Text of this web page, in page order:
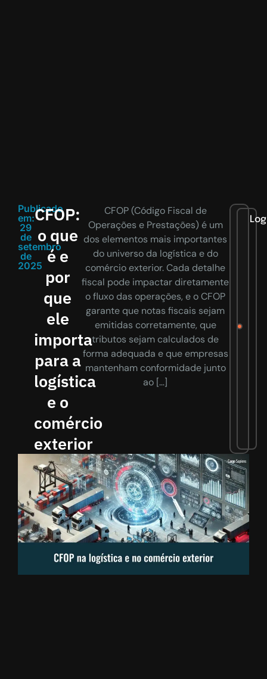
Publicado
em:
29
de
setembro
de
2025
CFOP:
o que
é e
por
que
ele
importa
para a
logística
e o
comércio
exterior
CFOP (Código Fiscal de
Operações e Prestações) é um
dos elementos mais importantes
do universo da logística e do
comércio exterior. Cada detalhe
fiscal pode impactar diretamente
o fluxo das operações, e o CFOP
garante que notas fiscais sejam
emitidas corretamente, que
tributos sejam calculados de
forma adequada e que empresas
mantenham conformidade junto
ao […]